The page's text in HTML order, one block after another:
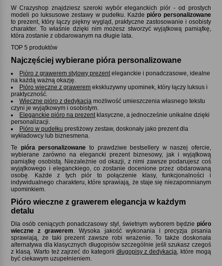
W Crazyshop znajdziesz szeroki wybór eleganckich piór - od prostych
modeli po luksusowe zestawy w pudełku. Każdepióro personalizowane
to prezent, który łączy piękny wygląd, praktyczne zastosowanie i osobisty
charakter. To właśnie dzięki nim możesz stworzyć wyjątkową pamiątkę,
która zostanie z obdarowanym na długie lata.
TOP 5 produktów
Najczęściej wybierane pióra personalizowane
Pióro z grawerem stylowy prezent eleganckie i ponadczasowe, idealne
na każdą ważną okazję.
Pióro wieczne z grawerem ekskluzywny upominek, który łączy luksus i
praktyczność.
Wieczne pióro z dedykacją możliwość umieszczenia własnego tekstu
czyni je wyjątkowym i osobistym.
Eleganckie pióro na prezent klasyczne, a jednocześnie unikalne dzięki
personalizacji.
Pióro w pudełku prestiżowy zestaw, doskonały jako prezent dla
wykładowcy lub biznesmena.
Te pióra personalizowane to prawdziwe bestsellery w naszej ofercie,
wybierane zarówno na elegancki prezent biznesowy, jak i wyjątkową
pamiątkę osobistą. Niezależnie od okazji, z nimi zawsze podarujesz coś
wyjątkowego i eleganckiego, co zostanie docenione przez obdarowaną
osobę. Każde z tych piór to połączenie klasy, funkcjonalności i
indywidualnego charakteru, które sprawiają, że staje się niezapomnianym
upominkiem.
Pióro wieczne z grawerem elegancja w każdym
detalu
Dla osób ceniących ponadczasowy styl, świetnym wyborem będzie pióro
wieczne z grawerem
. Wysoka jakość wykonania i precyzja pisania
sprawiają, że taki prezent zawsze robi wrażenie. To także doskonała
alternatywa dla klasycznych długopisów szczególnie jeśli szukasz czegoś
z klasą. Warto też zajrzeć do kategorii długopisy z dedykacją , które mogą
być ciekawym uzupełnieniem.